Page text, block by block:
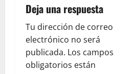
c
i
ó
Deja una respuesta
Tu dirección de correo
electrónico no será
publicada. Los campos
obligatorios están